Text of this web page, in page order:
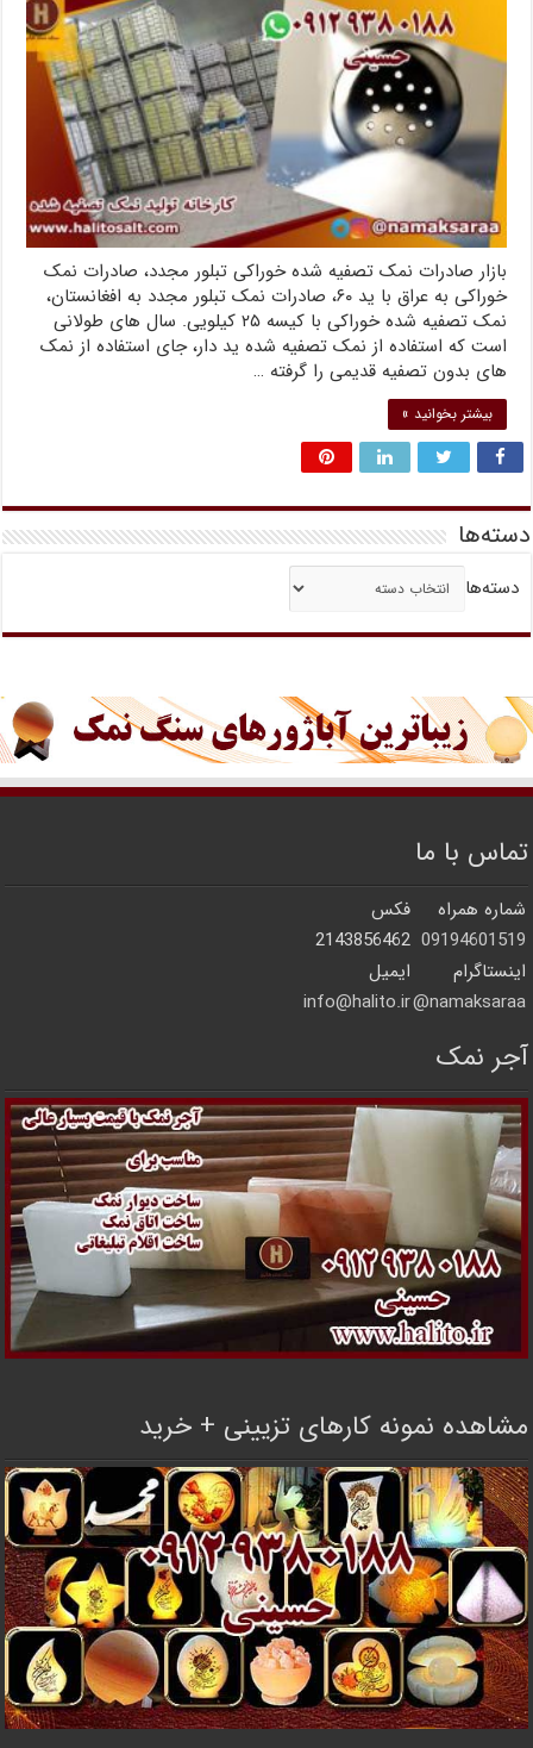
بازار صادرات نمک تصفیه شده خوراکی تبلور مجدد، صادرات نمک
خوراکی به عراق با ید ۶۰، صادرات نمک تبلور مجدد به افغانستان،
نمک تصفیه شده خوراکی با کیسه ۲۵ کیلویی. سال های طولانی
است که استفاده از نمک تصفیه شده ید دار، جای استفاده از نمک
های بدون تصفیه قدیمی را گرفته …
بیشتر بخوانید »
دسته‌ها
دسته‌ها
تماس با ما
شماره همراه
فکس
09194601519
2143856462
اینستاگرام
ایمیل
namaksaraa@
info@halito.ir
آجر نمک
مشاهده نمونه کارهای تزیینی + خرید